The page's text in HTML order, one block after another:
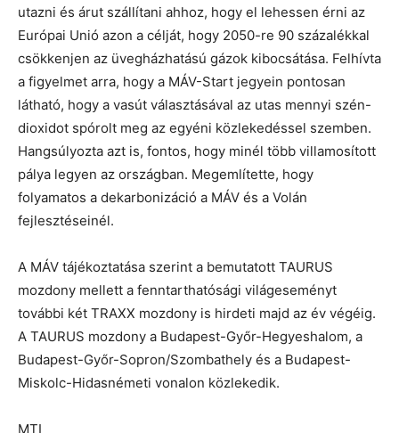
utazni és árut szállítani ahhoz, hogy el lehessen érni az
Európai Unió azon a célját, hogy 2050-re 90 százalékkal
csökkenjen az üvegházhatású gázok kibocsátása. Felhívta
a figyelmet arra, hogy a MÁV-Start jegyein pontosan
látható, hogy a vasút választásával az utas mennyi szén-
dioxidot spórolt meg az egyéni közlekedéssel szemben.
Hangsúlyozta azt is, fontos, hogy minél több villamosított
pálya legyen az országban. Megemlítette, hogy
folyamatos a dekarbonizáció a MÁV és a Volán
fejlesztéseinél.
A MÁV tájékoztatása szerint a bemutatott TAURUS
mozdony mellett a fenntarthatósági világeseményt
további két TRAXX mozdony is hirdeti majd az év végéig.
A TAURUS mozdony a Budapest-Győr-Hegyeshalom, a
Budapest-Győr-Sopron/Szombathely és a Budapest-
Miskolc-Hidasnémeti vonalon közlekedik.
MTI